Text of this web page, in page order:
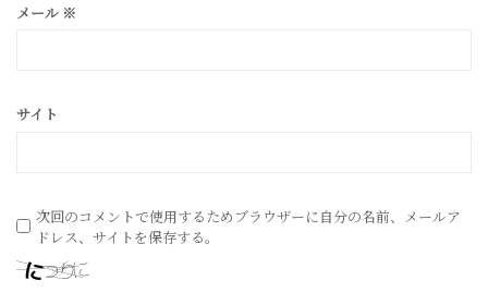
メール ※
サイト
次回のコメントで使用するためブラウザーに自分の名前、メールア
ドレス、サイトを保存する。